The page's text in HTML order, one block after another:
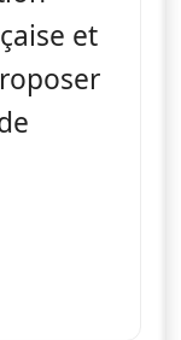
et